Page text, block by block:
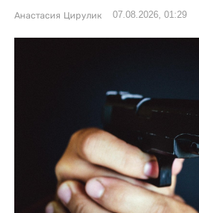
Анастасия Цирулик 07.08.2026, 01:29